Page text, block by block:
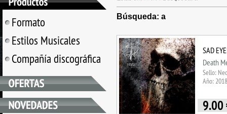
Formato
Estilos Musicales
Compañía discográfica
Búsqueda: a
SAD
Death
Sello:
Año: 2018
9.00